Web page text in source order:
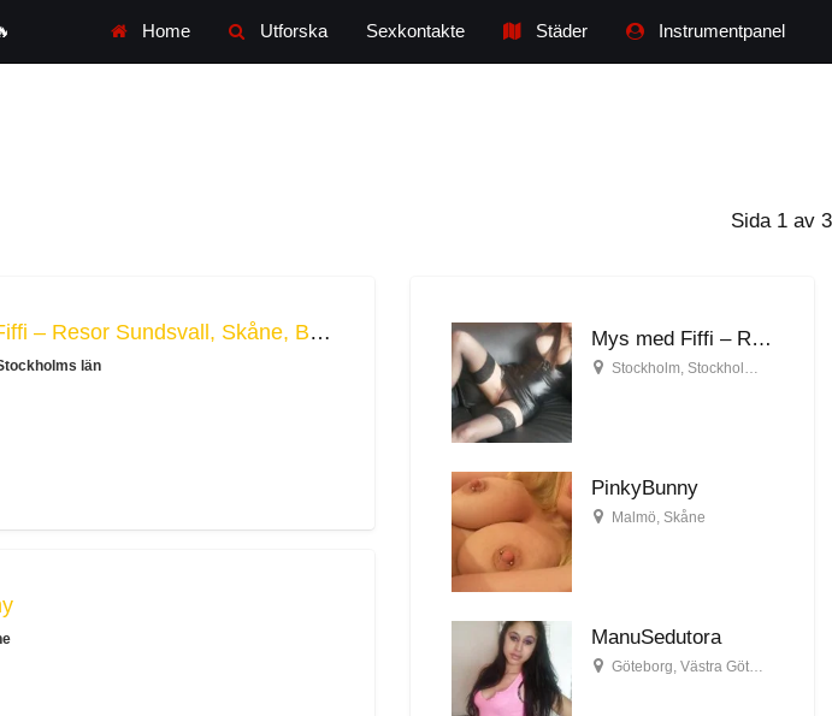
Home Utforska Sexkontakte Städer Instrumentpanel
Sida 1 av 3
Mys med Fiffi – Resor Sundsvall, Skåne, Blekinge
län
Mys med Fiffi – Resor Sundsvall, Skåne, Blekinge
Stockholm, Stockholms län
PinkyBunny
Malmö, Skåne
ManuSedutora
Göteborg, Västra Götaland